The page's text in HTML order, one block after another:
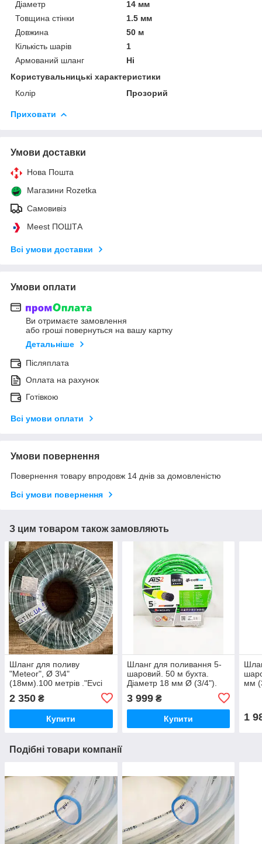
Діаметр
14 мм
Товщина стінки
1.5 мм
Довжина
50 м
Кількість шарів
1
Армований шланг
Ні
Користувальницькі характеристики
Колір
Прозорий
Приховати
Умови доставки
Нова Пошта
Магазини Rozetka
Самовивіз
Meest ПОШТА
Всі умови доставки
Умови оплати
Ви отримаєте замовлення
або гроші повернуться на вашу картку
Детальніше
Післяплата
Оплата на рахунок
Готівкою
Всі умови оплати
Умови повернення
Повернення товару впродовж 14 днів за домовленістю
Всі умови повернення
З цим товаром також замовляють
Шланг для поливу
"Meteor", Ø 3\4"
(18мм).100 метрів ."Evci
2 350 ₴
Купити
Шланг для поливання 5-
шаровий. 50 м бухта.
Діаметр 18 мм Ø (3/4").
"Green" " Cellfast". Польща
3 999₴
Купити
мм
1
Подібні товари компанії